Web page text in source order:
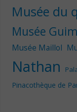
Musée du
Musée
Musée Maillol
Nathan
Pinacothèque de